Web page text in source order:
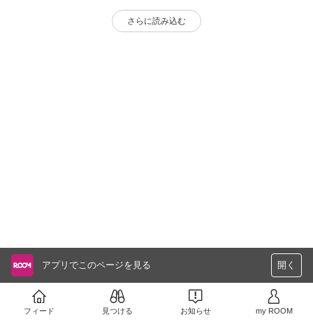
さらに読み込む
アプリでこのページを見る 開く
フィード 見つける お知らせ my ROOM